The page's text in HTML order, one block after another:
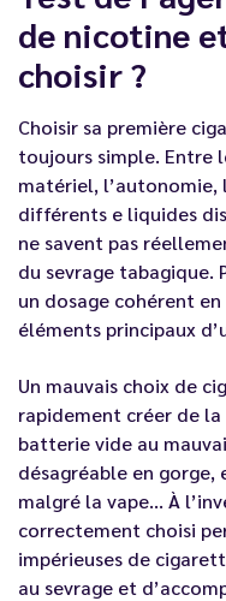
de nicotine
choisir ?
Choisir sa première
toujours simple. Entre
matériel,
différents e liquides
ne savent pas
du sevrage
un dosage cohérent
éléments principaux
Un mauvais choix de
rapidement créer de
batterie vide au
désagréable en
malgré la vape… À
correctement choisi
impérieuses de
au sevrage et